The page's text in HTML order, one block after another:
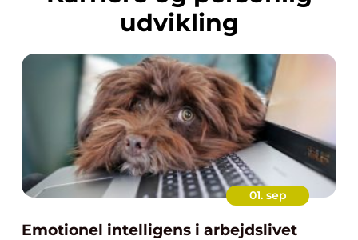
udvikling
01. sep
Emotionel intelligens i arbejdslivet